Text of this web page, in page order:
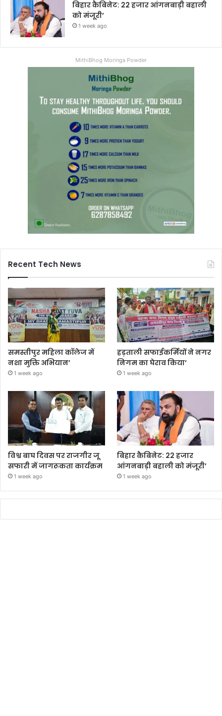
बिहार कैबिनेट: 22 हजार आंगनबाड़ी बहाली
को मंजूरी’
1 week ago
MithiBhog Moringa Powder
Recent Tech News
समस्तीपुर महिला कॉलेज में
नशा मुक्ति अभियान’
1 week ago
हड़ताली सफाईकर्मियों ने नगर
निगम का घेराव किया’
1 week ago
विश्व बाघ दिवस पर राजगीर जू
सफारी में जागरूकता कार्यक्रम
1 week ago
बिहार कैबिनेट: 22 हजार
आंगनबाड़ी बहाली को मंजूरी’
1 week ago